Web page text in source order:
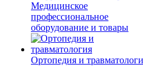
Медицинское
профессиональное
оборудование и товары
Ортопедия и